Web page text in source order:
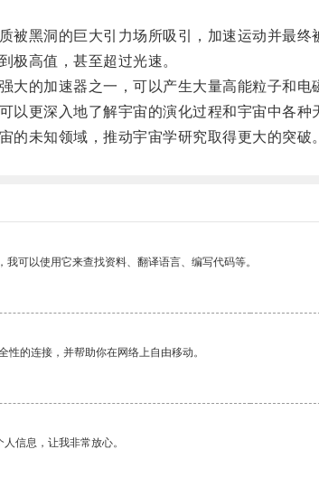
黑洞的巨大引力场所吸引，加速运动并最终
高值，甚至超过光速。
的加速器之一，可以产生大量高能粒子和电
更深入地了解宇宙的演化过程和宇宙中各种
未知领域，推动宇宙学研究取得更大的突破。
可以使用它来查找资料、翻译语言、编写代码等。
的连接，并帮助你在网络上自由移动。
信息，让我非常放心。